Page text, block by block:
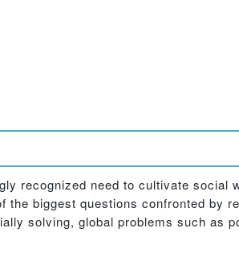
recognized need to cultivate social
biggest questions confronted by
solving, global problems such as